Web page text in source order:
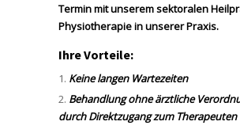
Termin mit unserem sektoralen
Physiotherapie in unserer Praxis.
Ihre Vorteile:
Keine langen Wartezeiten
Behandlung ohne ärztliche
durch Direktzugang zum Therapeuten